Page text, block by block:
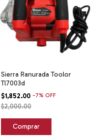
Sierra Ranurada Toolor
Tl7003d
$1,852.00 -7% OFF
$2,000.00